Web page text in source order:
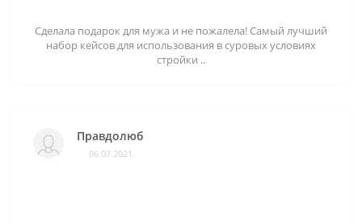
Сделала подарок для мужа и не пожалела! Самый лучший
набор кейсов для использования в суровых условиях
стройки ..
Правдолюб
06.07.2021